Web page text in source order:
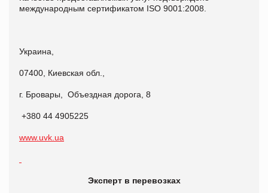
международным сертификатом ISO 9001:2008.
Украина,
07400, Киевская обл.,
г. Бровары, Объездная дорога, 8
+380 44 4905225
www.uvk.ua
Эксперт в перевозках